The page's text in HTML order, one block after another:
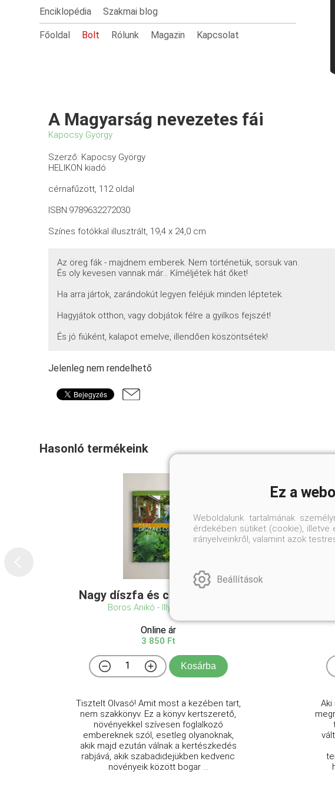
Enciklopédia Szakmai blog
Főoldal Bolt Rólunk Magazin Kapcsolat
A Magyarság nevezetes fái
Kapocsy György
Szerző: Kapocsy György
HELIKON kiadó
cérnafűzött, 112 oldal
ISBN:9789632272030
Színes fotókkal illusztrált, 19,4 x 24,0 cm
Az öreg fák - majdnem emberek. Nem történetük, sorsuk van.
És oly kevesen vannak már... Kíméljétek hát őket!
Ha arra jártok, zarándokút legyen feléjük minden léptetek.
Hagyjátok otthon, vagy dobjátok félre a gyilkos fejszét!
És jó fiúként, kalapot emelve, illendően köszöntsétek!
Jelenleg nem rendelhető
Hasonló termékeink
Nagy díszfa és cserje lexikon
Boros Anikó - Illyés Csaba
Online ár
3 850 Ft
Kosárba
Tisztelt Olvasó! Amit most a kezében tart,
nem szakkönyv. Ez a könyv kertszerető,
növényekkel szívesen foglalkozó
embereknek szól, esetleg olyanoknak,
akik majd ezután válnak a kertészkedés
rabjává, akik szabadidejükben kedvenc
növényeik között bogar ...
Aki
Ez a
Weboldalunk tartalmának
érdekében sütiket (cookie), illetve
irányelveinkről, valamint azok
Beállítások